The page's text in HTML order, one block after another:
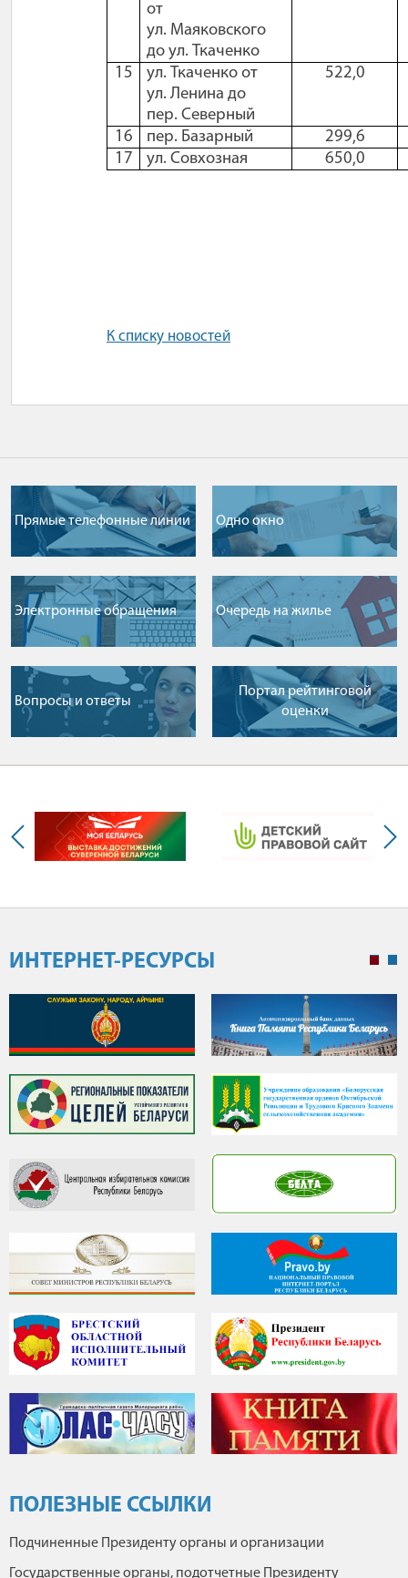
от
ул. Маяковского
до ул. Ткаченко
15
ул. Ткаченко от
ул. Ленина до
пер. Северный
522,0
16 пер. Базарный
299,6
17
ул. Совхозная 650,0
К списку новостей
Прямые телефонные линии Одно окно
Электронные обращения Очередь на жилье
Вопросы и ответы
Портал рейтинговой
оценки
ИНТЕРНЕТ-РЕСУРСЫ
ПОЛЕЗНЫЕ ССЫЛКИ
Подчиненные Президенту органы и организации
Государственные органы, подотчетные Президенту